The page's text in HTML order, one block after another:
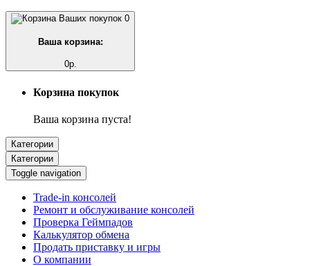
0
Ваша корзина:
0р.
Корзина покупок
Ваша корзина пуста!
Категории
Категории
Toggle navigation
Trade-in консолей
Ремонт и обслуживание консолей
Проверка Геймпадов
Калькулятор обмена
Продать приставку и игры
О компании